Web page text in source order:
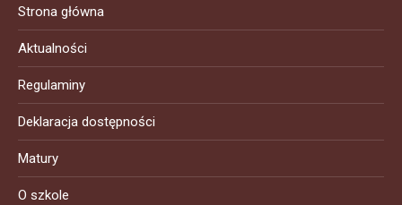
Strona główna
Aktualności
Regulaminy
Deklaracja dostępności
Matury
O szkole